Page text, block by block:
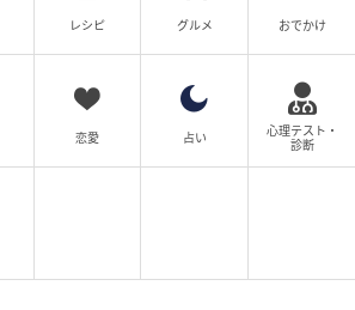
レシピ グルメ おでかけ
恋愛 占い
心理テスト・
診断